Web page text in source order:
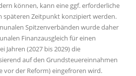
können, kann eine ggf. erforderliche
späteren Zeitpunkt konzipiert werden.
Spitzenverbänden wurde daher
Finanzausgleich für einen
Jahren (2027 bis 2029) die
auf den Grundsteuereinnahmen
vor der Reform) eingefroren wird.